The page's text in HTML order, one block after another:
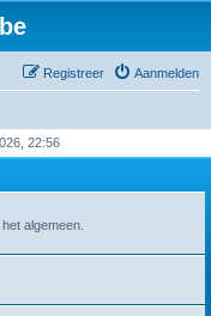
Aanmelden
Registreer
22:56
algemeen.